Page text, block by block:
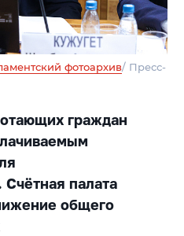
фотоархив/ Пресс-
граждан
палата
общего